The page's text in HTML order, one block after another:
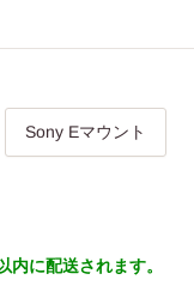
Sony Eマウント
内に配送されます。